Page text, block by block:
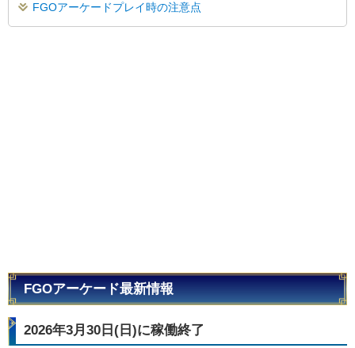
FGOアーケードプレイ時の注意点
FGOアーケード最新情報
2026年3月30日(日)に稼働終了